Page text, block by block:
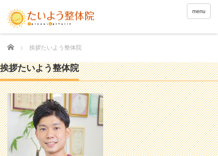
menu
Home 挨拶たいよう整体院
挨拶たいよう整体院